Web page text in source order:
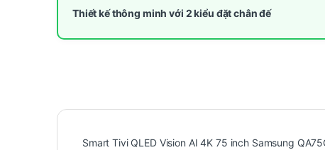
Thiết kế thông minh với 2 kiểu đặt chân đế
Smart Tivi QLED Vision AI 4K 75 inch Samsung